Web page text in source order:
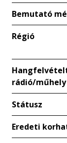
Bemutató
Régió
rádió/műhely
Státusz
Eredeti